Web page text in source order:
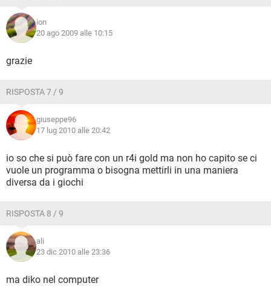
ion
20 ago 2009 alle 10:15
grazie
RISPOSTA 7 / 9
giuseppe96
17 lug 2010 alle 20:42
io so che si può fare con un r4i gold ma non ho capito se ci
vuole un programma o bisogna mettirli in una maniera
diversa da i giochi
RISPOSTA 8 / 9
ali
23 dic 2010 alle 23:36
ma diko nel computer